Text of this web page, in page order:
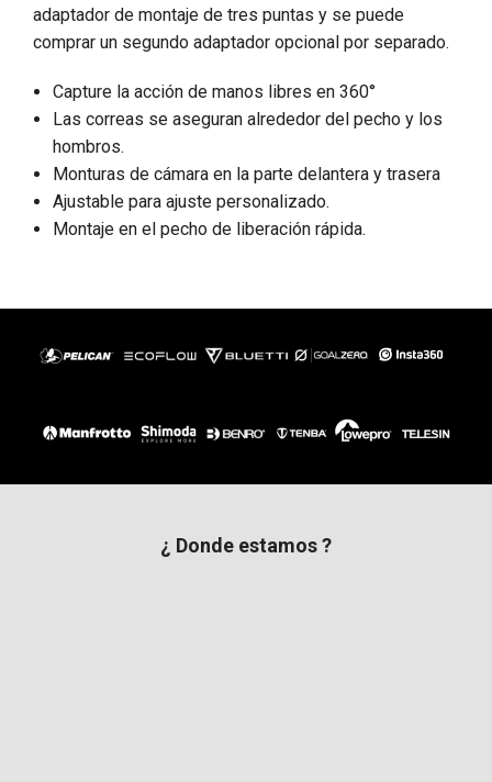
adaptador de montaje de tres puntas y se puede
comprar un segundo adaptador opcional por separado.
Capture la acción de manos libres en 360°
Las correas se aseguran alrededor del pecho y los
hombros.
Monturas de cámara en la parte delantera y trasera
Ajustable para ajuste personalizado.
Montaje en el pecho de liberación rápida.
¿ Donde estamos ?